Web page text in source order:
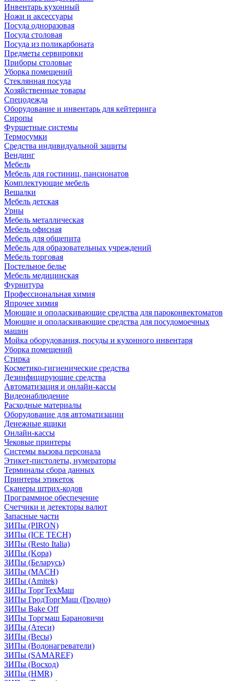
Инвентарь кухонный
Ножи и аксессуары
Посуда одноразовая
Посуда столовая
Посуда из поликарбоната
Предметы сервировки
Приборы столовые
Уборка помещений
Стеклянная посуда
Хозяйственные товары
Спецодежда
Оборудование и инвентарь для кейтеринга
Сиропы
Фуршетные системы
Термосумки
Средства индивидуальной защиты
Вендинг
Мебель
Мебель для гостиниц, пансионатов
Комплектующие мебель
Вешалки
Мебель детская
Урны
Мебель металлическая
Мебель офисная
Мебель для общепита
Мебель для образовательных учреждений
Мебель торговая
Постельное белье
Мебель медицинская
Фурнитура
Профессиональная химия
Япрочее химия
Моющие и ополаскивающие средства для пароконвектоматов
Моющие и ополаскивающие средства для посудомоечных
машин
Мойка оборудования, посуды и кухонного инвентаря
Уборка помещений
Стирка
Косметико-гигиенические средства
Дезинфицирующие средства
Автоматизация и онлайн-кассы
Видеонаблюдение
Расходные материалы
Оборудование для автоматизации
Денежные ящики
Онлайн-кассы
Чековые принтеры
Системы вызова персонала
Этикет-пистолеты, нумераторы
Терминалы сбора данных
Принтеры этикеток
Сканеры штрих-кодов
Программное обеспечение
Счетчики и детекторы валют
Запасные части
ЗИПы (PIRON)
ЗИПы (ICE TECH)
ЗИПы (Resto Italia)
ЗИПы (Kopa)
ЗИПы (Беларусь)
ЗИПы (MACH)
ЗИПы (Amitek)
ЗИПы ТоргТехМаш
ЗИПы ГродТоргМаш (Гродно)
ЗИПы Bake Off
ЗИПы Торгмаш Барановичи
ЗИПы (Атеси)
ЗИПы (Весы)
ЗИПы (Водонагреватели)
ЗИПы (SAMAREF)
ЗИПы (Восход)
ЗИПы (HMR)